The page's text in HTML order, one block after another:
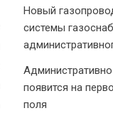
Новый
системы
появится на
поля